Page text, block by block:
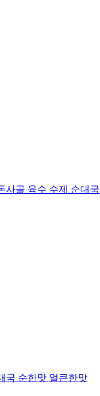
사골 육수 수제 순대국
국 순한맛 얼큰한맛